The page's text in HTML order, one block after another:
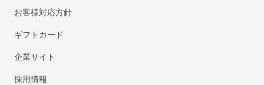
お客様対応方針
ギフトカード
企業サイト
採用情報